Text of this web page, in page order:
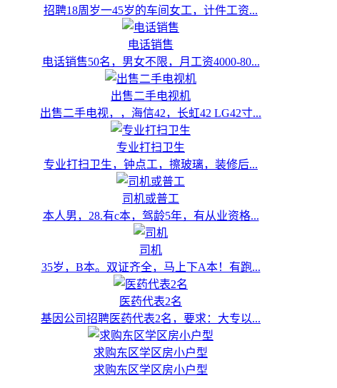
招聘18周岁一45岁的车间女工，计件工资...
电话销售
电话销售50名，男女不限，月工资4000-80...
出售二手电视机
出售二手电视，，海信42，长虹42 LG42寸...
专业打扫卫生
专业打扫卫生，钟点工，擦玻璃，装修后...
司机或普工
本人男，28.有c本，驾龄5年，有从业资格...
司机
35岁，B本。双证齐全，马上下A本！有跑...
医药代表2名
基因公司招聘医药代表2名，要求：大专以...
求购东区学区房小户型
求购东区学区房小户型